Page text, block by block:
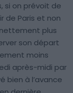
si on prévoit de
de Paris et non
nettement plus
son départ
moins
après-midi par
bien à l’avance